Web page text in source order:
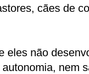
cães de
eles não
nem